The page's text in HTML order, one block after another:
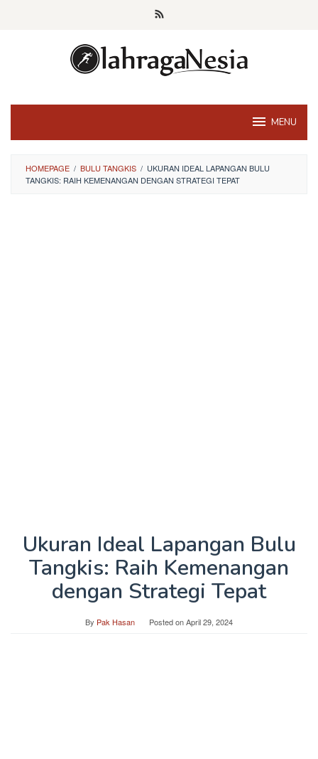
MENU
HOMEPAGE / BULU TANGKIS / UKURAN IDEAL LAPANGAN BULU
TANGKIS: RAIH KEMENANGAN DENGAN STRATEGI TEPAT
Ukuran Ideal Lapangan Bulu
Tangkis: Raih Kemenangan
dengan Strategi Tepat
By Pak Hasan Posted onApril 29, 2024